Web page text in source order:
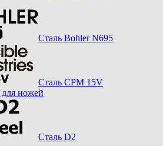
Сталь Bohler N695
Сталь CPM 15V
ножей
Сталь D2